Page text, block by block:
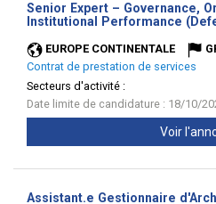
Senior Expert – Governance,
Institutional Performance
EUROPE CONTINENTALE
Contrat de prestation de services
Secteurs d'activité :
Date limite de candidature : 18/10/
Voir
Assistant.e Gestionnaire